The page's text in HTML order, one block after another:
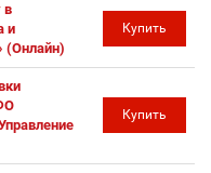
в
и
(Онлайн)
Купить
Купить